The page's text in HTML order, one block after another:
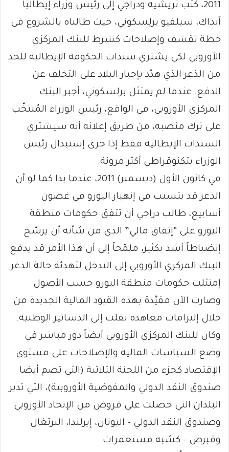
2011، كتب تريشيه ودراجي إلى رئيس وزراء إيطاليا
آنذاك، سيلفيو برلِسكوني، حيث طالباه بالشروع في
خطة تقشف وإصلاحات كشرط للبنك المركزي
الأوروبي لكي يشتري سندات الحكومة الإيطالية للحد
من الذعر الذي هدّد بإجبار البلاد على التخلف عن
الدفع. عندما لم يمتثل برلسكوني، أجبر البنك
المركزي الأوروبي، في الواقع، رئيس الوزراء المُنتخّب
على ترك منصبه، من طريق إعلانه أنه سيشتري
السندات الإيطالية فقط إذا جرى إستبدال رئيس
الوزراء بتكنوقراطي أكثر مرونة.
في كانون الأول (ديسمبر) 2011، عندما بدا كما لو أن
الذعر قد يتسبب في إنهيار اليورو في غضون
أسابيع، طالب دراجي أن تتفق حكومات منطقة
اليورو على “إتفاق مالي” الذي من شأنه أن يرسّخ
إنضباطاً أشد بكثير، ملمّحاً إلى أن هذا الأمر قد يدفع
البنك المركزي الأوروبي إلى التدخل لتهدئة حالة الذعر.
إمتثلت حكومات منطقة اليورو حسب الأصول
وصارت الآن مقيَّدة بهذه القيود المالية الجديدة من
خلال إلتزامات معاهدة نقلت إلى الدساتير الوطنية.
وكان للبنك المركزي الأوروبي أيضاً دور مباشر في
وضع السياسات المالية والإصلاحات على مستوى
الإقتصاد كجزء من اللجنة الثلاثية (التي تضم أيضا
صندوق النقد الدولي والمفوضية الأوروبية)، التي تدير
البلدان التي حصلت على قروض من الإتحاد الأوروبي
وصندوق النقد الدولي – اليونان، إيرلندا، البرتغال
وقبرص – كشبه مستعمرات.